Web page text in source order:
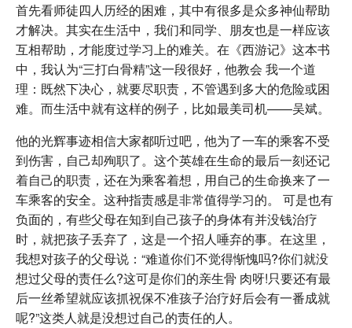
首先看师徒四人历经的困难，其中有很多是众多神仙帮助
才解决。其实在生活中，我们和同学、朋友也是一样应该
互相帮助，才能度过学习上的难关。在《西游记》这本书
中，我认为“三打白骨精”这一段很好，他教会 我一个道
理：既然下决心，就要尽职责，不管遇到多大的危险或困
难。而生活中就有这样的例子，比如最美司机——吴斌。
他的光辉事迹相信大家都听过吧，他为了一车的乘客不受
到伤害，自己却殉职了。这个英雄在生命的最后一刻还记
着自己的职责，还在为乘客着想，用自己的生命换来了一
车乘客的安全。这种指责感是非常值得学习的。 可是也有
负面的，有些父母在知到自己孩子的身体有并没钱治疗
时，就把孩子丢弃了，这是一个招人唾弃的事。在这里，
我想对孩子的父母说：“难道你们不觉得惭愧吗?你们就没
想过父母的责任么?这可是你们的亲生骨 肉呀!只要还有最
后一丝希望就应该抓祝保不准孩子治疗好后会有一番成就
呢?”这类人就是没想过自己的责任的人。